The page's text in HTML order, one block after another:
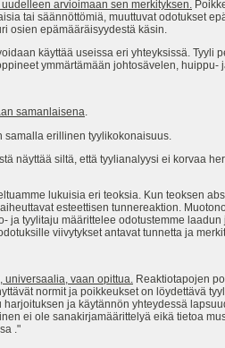
arvioimaan sen merkityksen.
tai säännöttömiä, muuttuvat odotukset
osien epämääräisyydestä käsin.
käyttää useissa eri yhteyksissä. Tyyli
ymmärtämään johtosävelen, huippu-
samanlaisena.
samalla erillinen tyylikokonaisuus.
näyttää siltä, että tyylianalyysi ei korvaa
lukuisia eri teoksia. Kun teoksen
esteettisen tunnereaktion.
ja tyylitaju määrittelee odotustemme
viivytykset antavat tunnetta ja
universaalia, vaan opittua. Reaktiotapojen
normit ja poikkeukset on löydettävä
ja käytännön yhteydessä
ei ole sanakirjamäärittelyä eikä tietoa
."